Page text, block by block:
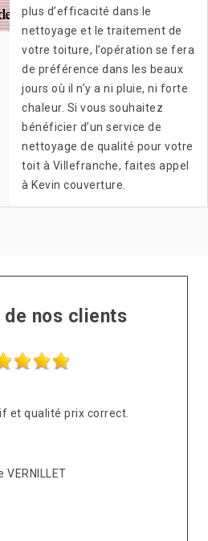
plus d’efficacité dans le
nettoyage et le traitement de
votre toiture, l’opération se fera
de préférence dans les beaux
jours où il n’y a ni pluie, ni forte
chaleur. Si vous souhaitez
bénéficier d’un service de
nettoyage de qualité pour votre
toit à Villefranche, faites appel
à Kevin couverture.
de nos clients
et qualité prix correct.
VERNILLET